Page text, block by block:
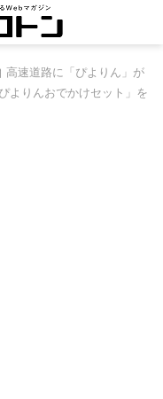
高速道路に「ぴよりん」が
よりんおでかけセット」を